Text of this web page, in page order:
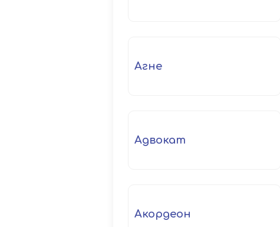
агне
адвокат
акордеон